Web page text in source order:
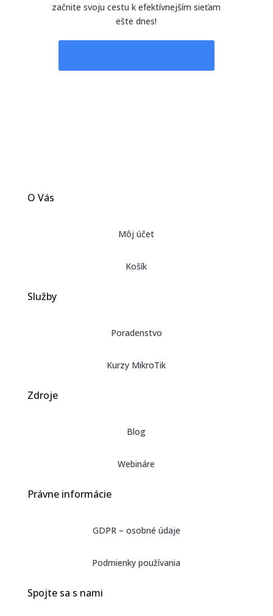
začnite svoju cestu k efektívnejším sieťam
ešte dnes!
O Vás
Môj účet
Košík
Služby
Poradenstvo
Kurzy MikroTik
Zdroje
Blog
Webináre
Právne informácie
GDPR – osobné údaje
Podmienky používania
Spojte sa s nami